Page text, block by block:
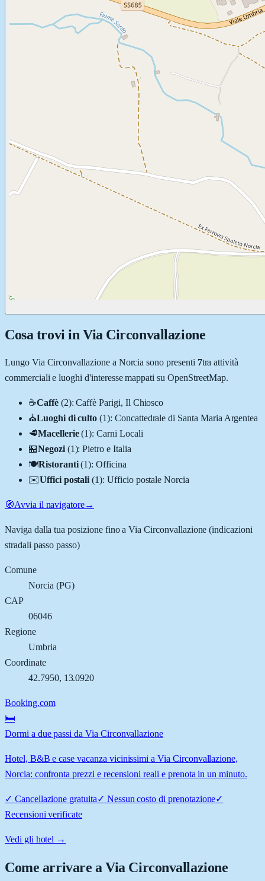
Cosa trovi in Via Circonvallazione
Lungo Via Circonvallazionea Norcia sono presenti 7tra attività
commerciali e luoghi d'interesse mappati su OpenStreetMap.
☕Caffè (2):Caffè Parigi, Il Chiosco
⛪Luoghi di culto (1): Concattedrale di Santa Maria Argentea
🥩Macellerie (1):Carni Locali
🏪Negozi (1):Pietro e Italia
🍽️Ristoranti (1):Officina
✉️Uffici postali (1): Ufficio postale Norcia
🧭Avvia il navigatore→
Naviga dalla tua posizione fino aVia Circonvallazione (indicazioni
stradali passo passo)
Comune
Norcia (PG)
CAP
06046
Regione
Umbria
Coordinate
42.7950, 13.0920
Booking.com
🛏️
Dormi a due passi da Via Circonvallazione
Hotel, B&B e case vacanza vicinissimi a Via Circonvallazione,
Norcia: confronta prezzi e recensioni reali e prenota in un minuto.
✓ Cancellazione gratuita✓ Nessun costo di prenotazione✓
Recensioni verificate
Vedi gli hotel →
Come arrivare aVia Circonvallazione